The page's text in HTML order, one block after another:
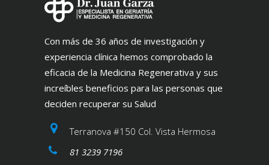
Con más de 36 años de investigación y
experiencia clínica hemos comprobado la
eficacia de la Medicina Regenerativa y sus
increíbles beneficios para las personas que
deciden recuperar su Salud
Terranova #150 Col. Vista Hermosa
81 3239 7196